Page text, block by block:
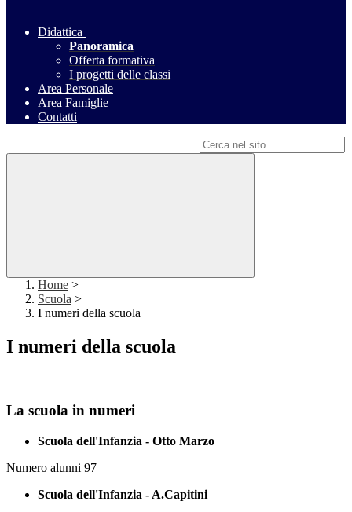
Didattica
Panoramica
Offerta formativa
I progetti delle classi
Area Personale
Area Famiglie
Contatti
Home >
Scuola >
I numeri della scuola
I numeri della scuola
La scuola in numeri
Scuola dell'Infanzia - Otto Marzo
Numero alunni 97
Scuola dell'Infanzia - A.Capitini